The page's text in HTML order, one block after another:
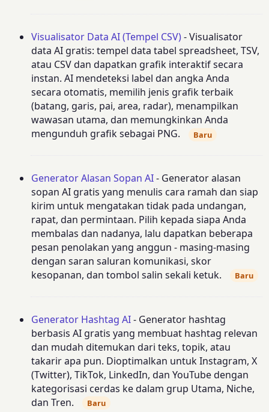
Visualisator Data AI (Tempel CSV)- Visualisator
data AI gratis: tempel data tabel spreadsheet, TSV,
atau CSV dan dapatkan grafik interaktif secara
instan. AI mendeteksi label dan angka Anda
secara otomatis, memilih jenis grafik terbaik
(batang, garis, pai, area, radar), menampilkan
wawasan utama, dan memungkinkan Anda
mengunduh grafik sebagai PNG.
Baru
Generator Alasan Sopan AI- Generator alasan
sopan AI gratis yang menulis cara ramah dan siap
kirim untuk mengatakan tidak pada undangan,
rapat, dan permintaan. Pilih kepada siapa Anda
membalas dan nadanya, lalu dapatkan beberapa
pesan penolakan yang anggun - masing-masing
dengan saran saluran komunikasi, skor
kesopanan, dan tombol salin sekali ketuk.
Baru
Generator Hashtag AI- Generator hashtag
berbasis AI gratis yang membuat hashtag relevan
dan mudah ditemukan dari teks, topik, atau
takarir apa pun. Dioptimalkan untuk Instagram, X
(Twitter), TikTok, LinkedIn, dan YouTube dengan
kategorisasi cerdas ke dalam grup Utama, Niche,
dan Tren.
Baru